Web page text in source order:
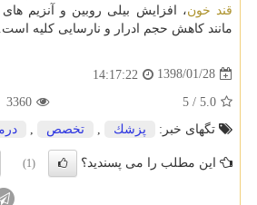
قند خون، افزایش بیلی روبین و آنزیم
مانند كاهش حجم ادرار و نارسایی كلیه است.
1398/01/28
14:17:22
5.0
/
5
3360
تگهای خبر:
پزشك تخصص
این مطلب را می پسندید؟ (1)